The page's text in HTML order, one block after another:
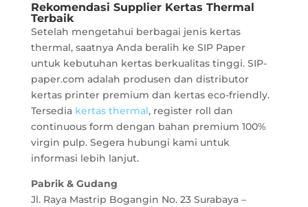
Rekomendasi Supplier Kertas Thermal
Terbaik
Setelah mengetahui berbagai jenis kertas
thermal, saatnya Anda beralih ke SIP Paper
untuk kebutuhan kertas berkualitas tinggi. SIP-
paper.com adalah produsen dan distributor
kertas printer premium dan kertas eco-friendly.
Tersedia kertas thermal, register roll dan
continuous form dengan bahan premium 100%
virgin pulp. Segera hubungi kami untuk
informasi lebih lanjut.
Pabrik & Gudang
Jl. Raya Mastrip Bogangin No. 23 Surabaya –